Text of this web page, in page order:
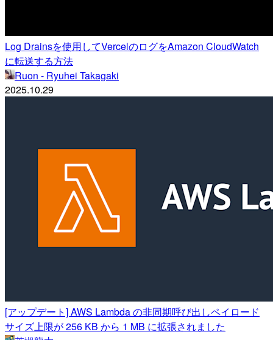
Log Drainsを使用してVercelのログをAmazon CloudWatch
に転送する方法
Ruon - Ryuhei Takagaki
2025.10.29
[アップデート] AWS Lambda の非同期呼び出しペイロード
サイズ上限が 256 KB から 1 MB に拡張されました